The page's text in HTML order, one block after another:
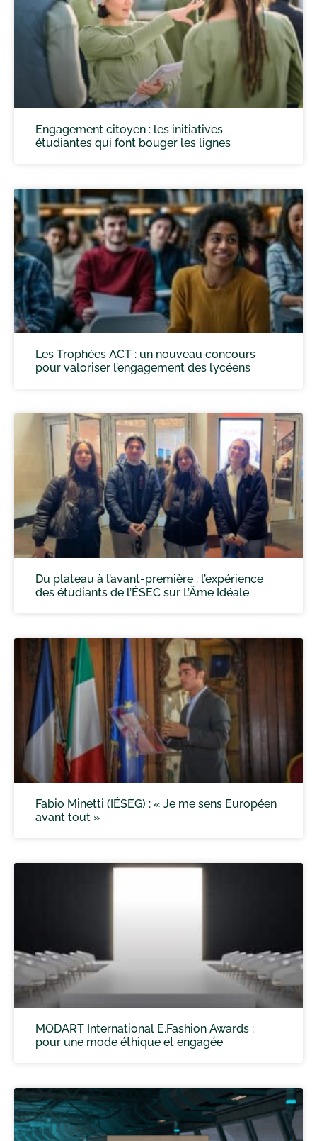
Engagement citoyen : les initiatives
étudiantes qui font bouger les lignes
Les Trophées ACT : un nouveau concours
pour valoriser l’engagement des lycéens
Du plateau à l’avant-première : l’expérience
des étudiants de l’ÉSEC sur L’Âme Idéale
Fabio Minetti (IÉSEG) : « Je me sens Européen
avant tout »
MODART International E.Fashion Awards :
pour une mode éthique et engagée